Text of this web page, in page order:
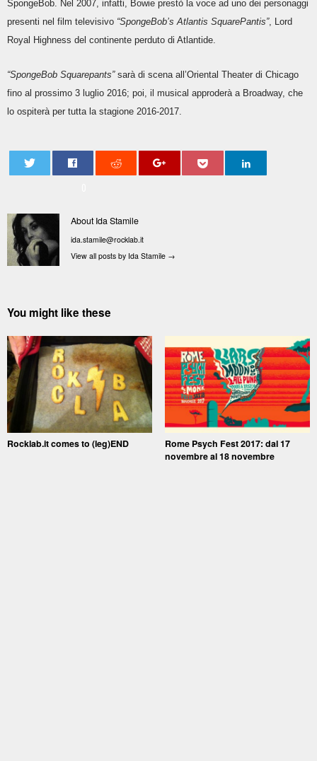
SpongeBob. Nel 2007, infatti, Bowie prestò la voce ad uno dei personaggi
presenti nel film televisivo “SpongeBob’s Atlantis SquarePantis”, Lord
Royal Highness del continente perduto di Atlantide.
“SpongeBob Squarepants”sarà di scena all’Oriental Theater di Chicago
fino al prossimo 3 luglio 2016; poi, il musical approderà a Broadway, che
lo ospiterà per tutta la stagione 2016-2017.
About Ida Stamile
ida.stamile@rocklab.it
View all posts by Ida Stamile →
You might like these
Rocklab.it comes to (leg)END
Rome Psych Fest 2017: dal 17
novembre al 18 novembre